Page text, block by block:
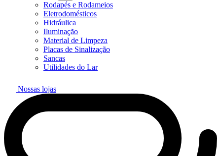
Rodapés e Rodameios
Eletrodomésticos
Hidráulica
Iluminação
Material de Limpeza
Placas de Sinalização
Sancas
Utilidades do Lar
Nossas lojas